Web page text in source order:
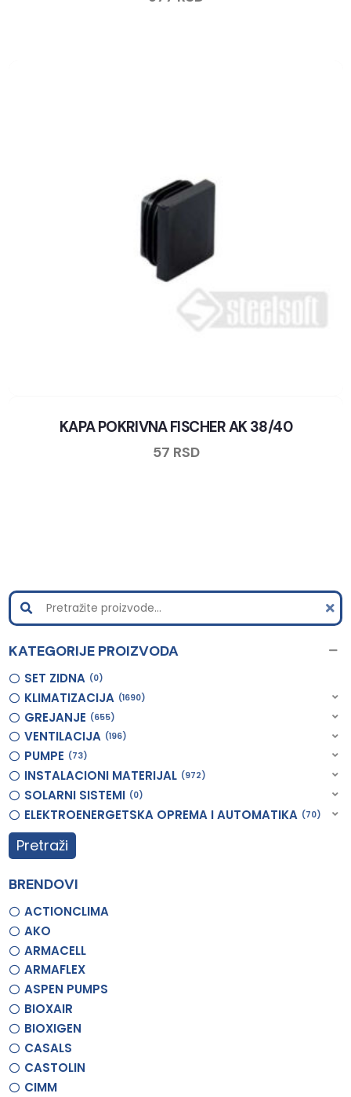
KAPA POKRIVNA FISCHER AK 38/40
57 RSD
KATEGORIJE PROIZVODA
SET ZIDNA 0
KLIMATIZACIJA 1690
GREJANJE 655
VENTILACIJA 196
PUMPE 73
INSTALACIONI MATERIJAL 972
SOLARNI SISTEMI 0
ELEKTROENERGETSKA OPREMA I AUTOMATIKA 70
Pretraži
BRENDOVI
ACTIONCLIMA
AKO
ARMACELL
ARMAFLEX
ASPEN PUMPS
BIOXAIR
BIOXIGEN
CASALS
CASTOLIN
CIMM